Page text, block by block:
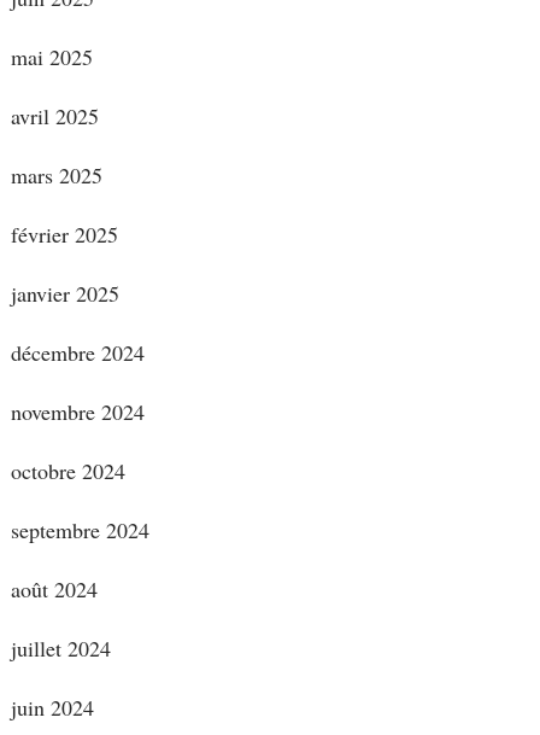
mai 2025
avril 2025
mars 2025
février 2025
janvier 2025
décembre 2024
novembre 2024
octobre 2024
septembre 2024
août 2024
juillet 2024
juin 2024